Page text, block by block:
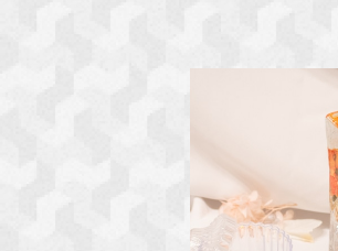
ブライダル氷華（